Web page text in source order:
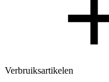
Verbruiksartikelen